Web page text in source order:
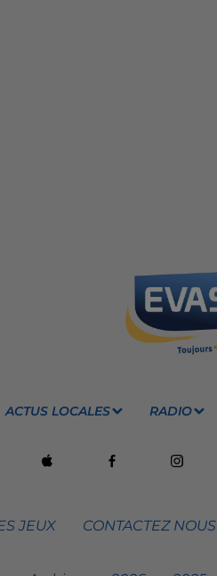
ACTUS LOCALES RADIO
JEUX CONTACTEZ NOUS